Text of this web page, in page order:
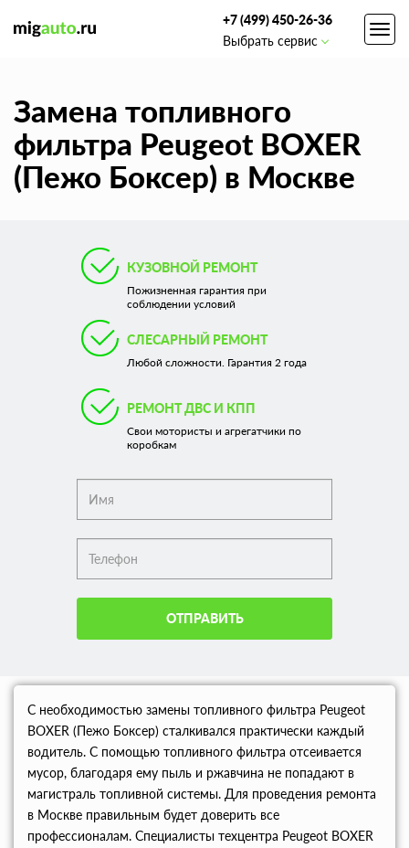
+7 (499) 450-26-36
Выбрать сервис
Замена топливного
фильтра Peugeot BOXER
(Пежо Боксер) в Москве
КУЗОВНОЙ РЕМОНТ
Пожизненная гарантия при
соблюдении условий
СЛЕСАРНЫЙ РЕМОНТ
Любой сложности. Гарантия 2 года
РЕМОНТ ДВС И КПП
Свои мотористы и агрегатчики по
коробкам
ОТПРАВИТЬ
С необходимостью замены топливного фильтра Peugeot
BOXER (Пежо Боксер) сталкивался практически каждый
водитель. С помощью топливного фильтра отсеивается
мусор, благодаря ему пыль и ржавчина не попадают в
магистраль топливной системы. Для проведения ремонта
в Москве правильным будет доверить все
профессионалам. Специалисты техцентра Peugeot BOXER